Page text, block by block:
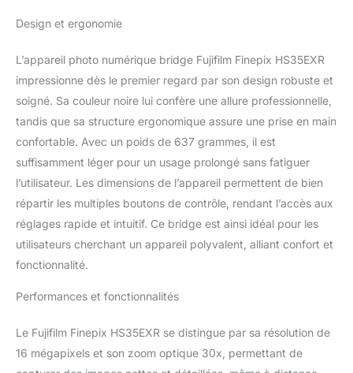
Design et ergonomie
L’appareil photo numérique bridge Fujifilm Finepix HS35EXR
impressionne dès le premier regard par son design robuste et
soigné. Sa couleur noire lui confère une allure professionnelle,
tandis que sa structure ergonomique assure une prise en main
confortable. Avec un poids de 637 grammes, il est
suffisamment léger pour un usage prolongé sans fatiguer
l’utilisateur. Les dimensions de l’appareil permettent de bien
répartir les multiples boutons de contrôle, rendant l’accès aux
réglages rapide et intuitif. Ce bridge est ainsi idéal pour les
utilisateurs cherchant un appareil polyvalent, alliant confort et
fonctionnalité.
Performances et fonctionnalités
Le Fujifilm Finepix HS35EXR se distingue par sa résolution de
16 mégapixels et son zoom optique 30x, permettant de